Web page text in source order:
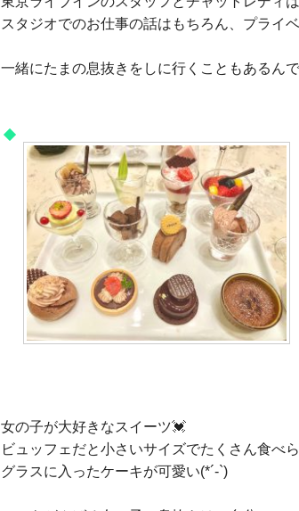
スタジオでのお仕事の話はもちろん、プライ
一緒にたまの息抜きをしに行くこともあるん
女の子が大好きなスイーツ💓
ビュッフェだと小さいサイズでたくさん食べ
グラスに入ったケーキが可愛い(*´-`)